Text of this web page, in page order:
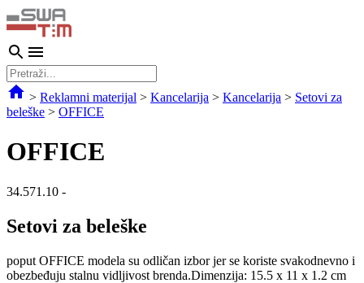
> Reklamni materijal > Kancelarija > Kancelarija > Setovi za
beleške > OFFICE
OFFICE
34.571.10 -
Setovi za beleške
poput OFFICE modela su odličan izbor jer se koriste svakodnevno i
obezbeđuju stalnu vidljivost brenda.Dimenzija: 15.5 x 11 x 1.2 cm